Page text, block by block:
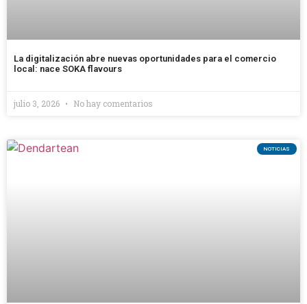
La digitalización abre nuevas oportunidades para el comercio
local: nace SOKA flavours
julio 3, 2026 No hay comentarios
NOTICIAS